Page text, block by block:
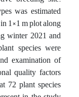
was estimated
1×1 m plot along
winter 2021 and
species were
examination of
quality factors
72 plant species